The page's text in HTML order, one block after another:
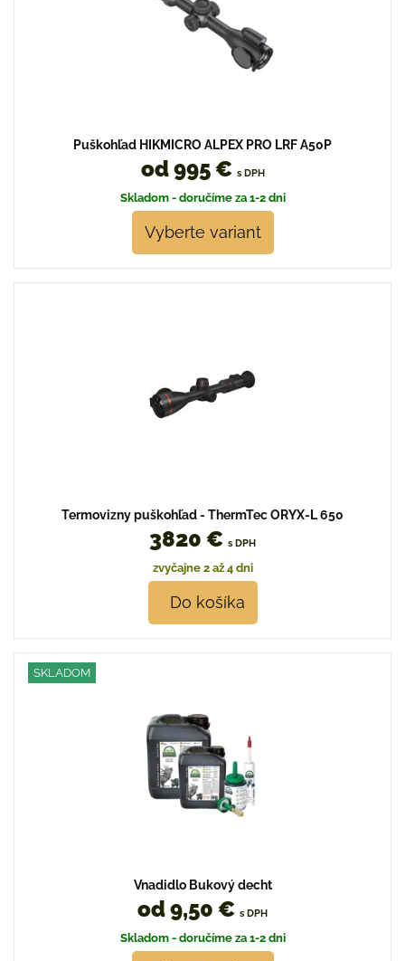
Puškohľad HIKMICRO ALPEX PRO LRF A50P
od 995 € s DPH
Skladom - doručíme za 1-2 dni
Vyberte variant
Termovizny puškohľad - ThermTec ORYX-L 650
3820 € s DPH
zvyčajne 2 až 4 dni
Do košíka
SKLADOM
Vnadidlo Bukový decht
od 9,50 € s DPH
Skladom - doručíme za 1-2 dni